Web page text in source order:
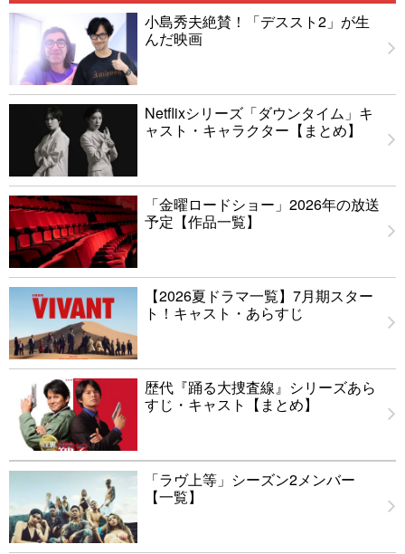
小島秀夫絶賛！「デススト2」が生
んだ映画
Netflixシリーズ「ダウンタイム」キ
ャスト・キャラクター【まとめ】
「金曜ロードショー」2026年の放送
予定【作品一覧】
【2026夏ドラマ一覧】7月期スター
ト！キャスト・あらすじ
歴代『踊る大捜査線』シリーズあら
すじ・キャスト【まとめ】
「ラヴ上等」シーズン2メンバー
【一覧】